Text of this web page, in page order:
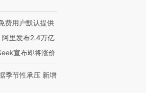
费用户默认提供
里发布2.4万亿
宣布即将涨价
季节性承压 新增